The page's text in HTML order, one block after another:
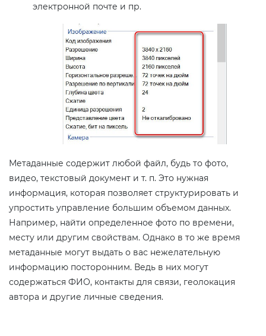
электронной почте и пр.
Метаданные содержит любой файл, будь то фото,
видео, текстовый документ и т. п. Это нужная
информация, которая позволяет структурировать и
упростить управление большим объемом данных.
Например, найти определенное фото по времени,
месту или другим свойствам. Однако в то же время
метаданные могут выдать о вас нежелательную
информацию посторонним. Ведь в них могут
содержаться ФИО, контакты для связи, геолокация
автора и другие личные сведения.